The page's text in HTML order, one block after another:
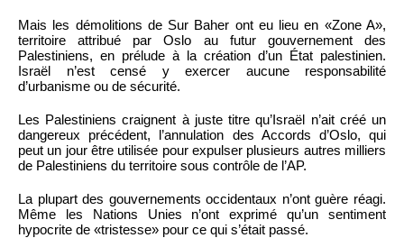
Mais les démolitions de Sur Baher ont eu lieu en «Zone A»,
territoire attribué par Oslo au futur gouvernement des
Palestiniens, en prélude à la création d’un État palestinien.
Israël n’est censé y exercer aucune responsabilité
d’urbanisme ou de sécurité.
Les Palestiniens craignent à juste titre qu’Israël n’ait créé un
dangereux précédent, l’annulation des Accords d’Oslo, qui
peut un jour être utilisée pour expulser plusieurs autres milliers
de Palestiniens du territoire sous contrôle de l’AP.
La plupart des gouvernements occidentaux n’ont guère réagi.
Même les Nations Unies n’ont exprimé qu’un sentiment
hypocrite de «tristesse» pour ce qui s’était passé.